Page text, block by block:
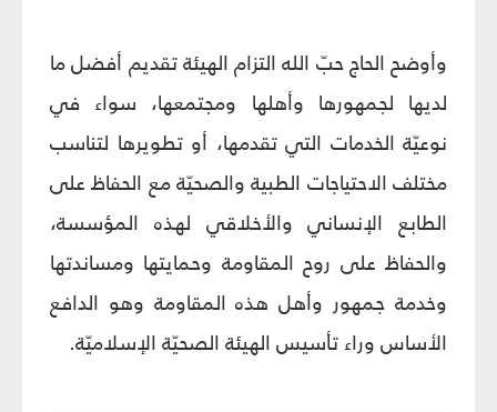
وأوضح الحاج حبّ الله التزام الهيئة تقديم أفضل ما
لديها لجمهورها وأهلها ومجتمعها، سواء في
نوعيّة الخدمات التي تقدمها، أو تطويرها لتناسب
مختلف الاحتياجات الطبية والصحيّة مع الحفاظ على
الطابع الإنساني والأخلاقي لهذه المؤسسة،
والحفاظ على روح المقاومة وحمايتها ومساندتها
وخدمة جمهور وأهل هذه المقاومة وهو الدافع
الأساس وراء تأسيس الهيئة الصحيّة الإسلاميّة.